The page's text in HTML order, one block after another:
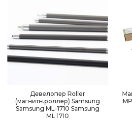
Девелопер Roller
(магнитн.роллер) Samsung
Samsung ML-1710 Samsung
ML 1710